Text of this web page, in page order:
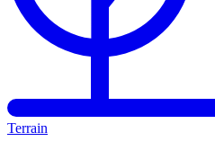
Terrain